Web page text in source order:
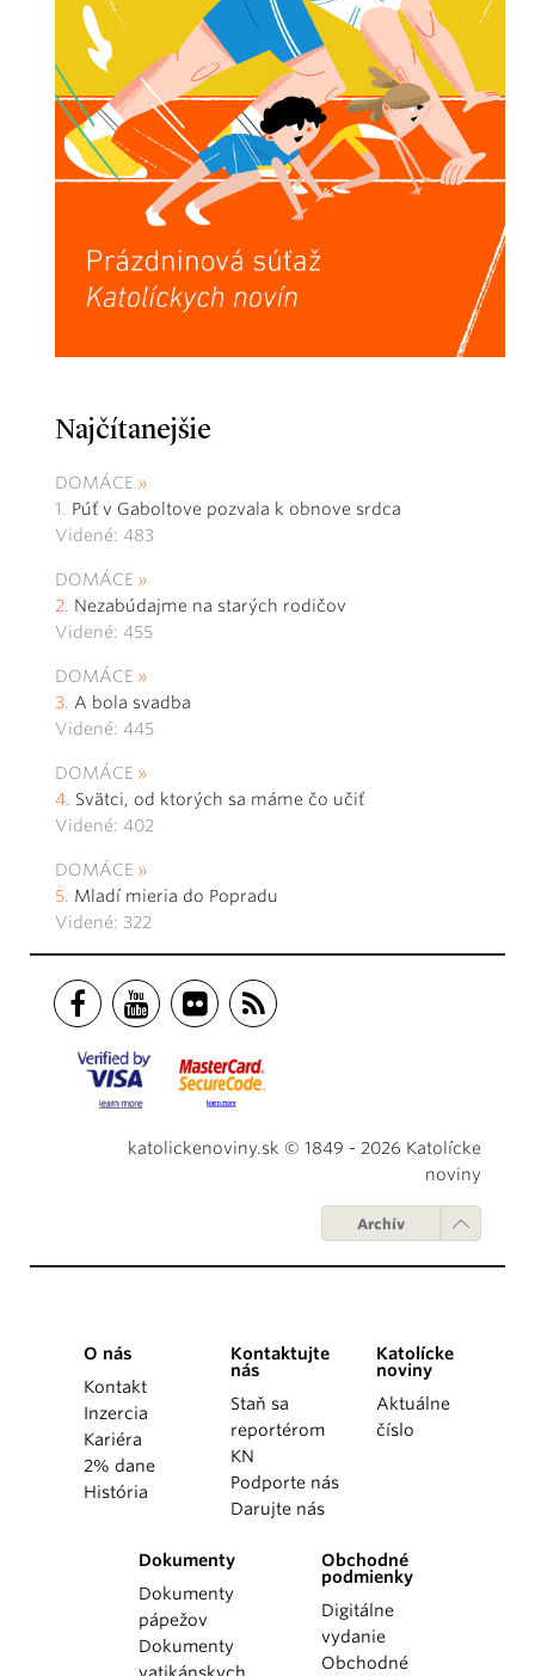
Najčítanejšie
DOMÁCE
Púť v Gaboltove pozvala k obnove srdca
Videné: 483
DOMÁCE
Nezabúdajme na starých rodičov
Videné: 455
DOMÁCE
A bola svadba
Videné: 445
DOMÁCE
Svätci, od ktorých sa máme čo učiť
Videné: 402
DOMÁCE
Mladí mieria do Popradu
Videné: 322
katolickenoviny.sk © 1849 - 2026 Katolícke
noviny
Archív
O nás
Kontakt
Inzercia
Kariéra
2% dane
História
Kontaktujte
nás
Staň sa
reportérom
KN
Podporte nás
Darujte nás
Katolícke
noviny
Aktuálne
číslo
Dokumenty
Dokumenty
pápežov
Dokumenty
Obchodné
podmienky
Digitálne
vydanie
Obchodné